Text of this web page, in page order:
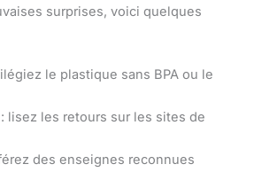
surprises, voici quelques
le plastique sans BPA ou le
: lisez les retours sur les sites de
des enseignes reconnues